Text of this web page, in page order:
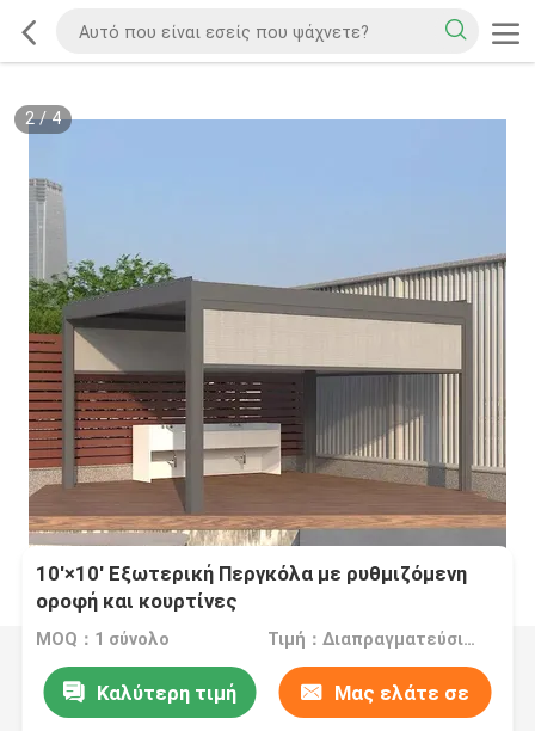
2/4
10'×10' Εξωτερική Περγκόλα με ρυθμιζόμενη
οροφή και κουρτίνες
MOQ：1 σύνολο Τιμή：Διαπραγματεύσιμα
Καλύτερη τιμή Μας ελάτε σε